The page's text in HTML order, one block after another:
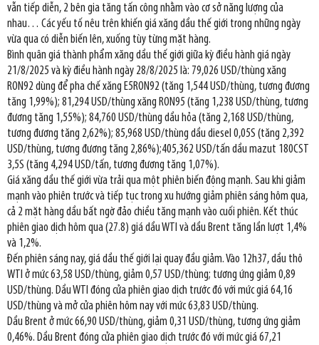
vẫn tiếp diễn, 2 bên gia tăng tấn công nhằm vào cơ sở năng lượng của
nhau… Các yếu tố nêu trên khiến giá xăng dầu thế giới trong những ngày
vừa qua có diễn biến lên, xuống tùy từng mặt hàng.
Bình quân giá thành phẩm xăng dầu thế giới giữa kỳ điều hành giá ngày
21/8/2025 và kỳ điều hành ngày 28/8/2025 là: 79,026 USD/thùng xăng
RON92 dùng để pha chế xăng E5RON92 (tăng 1,544 USD/thùng, tương đương
tăng 1,99%); 81,294 USD/thùng xăng RON95 (tăng 1,238 USD/thùng, tương
đương tăng 1,55%); 84,760 USD/thùng dầu hỏa (tăng 2,168 USD/thùng,
tương đương tăng 2,62%); 85,968 USD/thùng dầu diesel 0,05S (tăng 2,392
USD/thùng, tương đương tăng 2,86%);405,362 USD/tấn dầu mazut 180CST
3,5S (tăng 4,294 USD/tấn, tương đương tăng 1,07%).
Giá xăng dầu thế giới vừa trải qua một phiên biến động mạnh. Sau khi giảm
mạnh vào phiên trước và tiếp tục trong xu hướng giảm phiên sáng hôm qua,
cả 2 mặt hàng dầu bất ngờ đảo chiều tăng mạnh vào cuối phiên. Kết thúc
phiên giao dịch hôm qua (27.8) giá dầu WTI và dầu Brent tăng lần lượt 1,4%
và 1,2%.
Đến phiên sáng nay, giá dầu thế giới lại quay đầu giảm. Vào 12h37, dầu thô
WTI ở mức 63,58 USD/thùng, giảm 0,57 USD/thùng; tương ứng giảm 0,89
USD/thùng. Dầu WTI đóng cửa phiên giao dịch trước đó với mức giá 64,16
USD/thùng và mở cửa phiên hôm nay với mức 63,83 USD/thùng.
Dầu Brent ở mức 66,90 USD/thùng, giảm 0,31 USD/thùng, tương ứng giảm
0,46%. Dầu Brent đóng cửa phiên giao dịch trước đó với mức giá 67,21